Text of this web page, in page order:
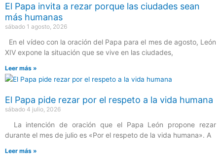
El Papa invita a rezar porque las ciudades sean
más humanas
sábado 1 agosto, 2026
En el vídeo con la oración del Papa para el mes de agosto, León
XIV expone la situación que se vive en las ciudades,
Leer más »
El Papa pide rezar por el respeto a la vida humana
sábado 4 julio, 2026
La intención de oración que el Papa León propone rezar
durante el mes de julio es «Por el respeto de la vida humana». A
Leer más »